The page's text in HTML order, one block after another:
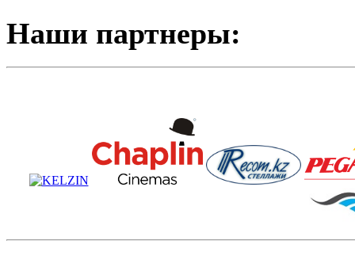
Наши партнеры: